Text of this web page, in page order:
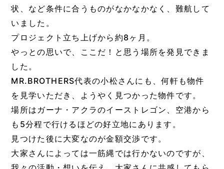
状、 など条件に合うものがなかなかなく、難航して
いました。
プロジェクト立ち上げから約8ヶ月。
やっとの思いで、ここだ！と思う場所を発見できま
した。
MR.BROTHERS代表の小松さんにも、何軒も物件
を見学いただき、ようやく見つかった物件です。
場所はガーナ・アクラのイーストレゴン、空港から
も 5分程で行けるほどの好立地にあります。
見つけた後に大変なのが金額交渉です。
大家さんによっては一筋縄では行かないのですが、